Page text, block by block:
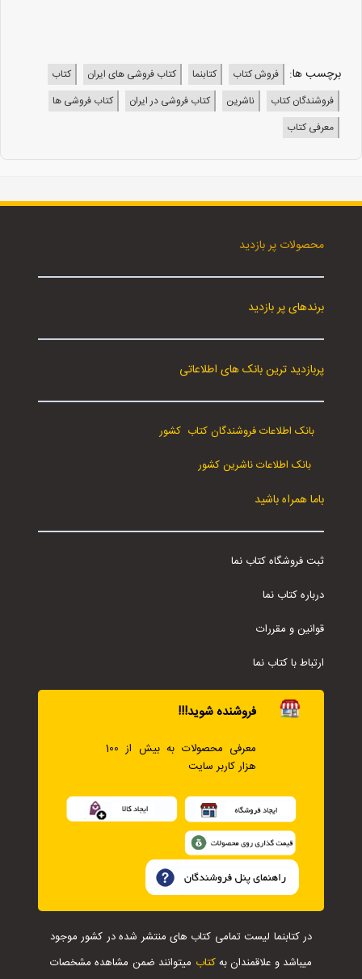
برچسب ها: فروش کتاب کتابنما کتاب فروشی های ایران
کتاب
فروشندگان کتاب
ناشرین کتاب فروشی در ایران
کتاب فروشی ها
معرفی کتاب
محصولات پر بازدید
برندهای پر بازدید
پربازدید ترین بانک های اطلاعاتی
بانک اطلاعات فروشندگان کتاب کشور
بانک اطلاعات ناشرین کشور
باما همراه باشید
ثبت فروشگاه کتاب نما
درباره کتاب نما
قوانین و مقررات
ارتباط با کتاب نما
فروشنده شوید!!!
معرفی محصولات به بیش از 100
هزار کاربر سایت
در کتابنما لیست تمامی کتاب های منتشر شده در کشور موجود
میباشد و علاقمندان بهکتاب میتوانند ضمن مشاهده مشخصات